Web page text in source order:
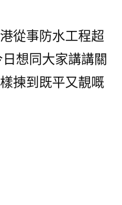
從事防水工程超
想同大家講講關
揀到既平又靚嘅